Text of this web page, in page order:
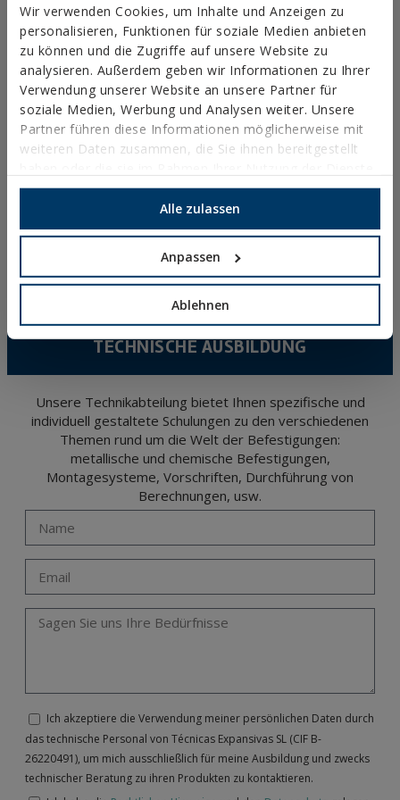
Wir verwenden Cookies, um Inhalte und Anzeigen zu
personalisieren, Funktionen für soziale Medien anbieten
zu können und die Zugriffe auf unsere Website zu
analysieren. Außerdem geben wir Informationen zu Ihrer
Verwendung unserer Website an unsere Partner für
soziale Medien, Werbung und Analysen weiter. Unsere
Partner führen diese Informationen möglicherweise mit
weiteren Daten zusammen, die Sie ihnen bereitgestellt
gesammelt haben.
Alle zulassen
Anpassen
Ablehnen
PROFILE, SCHIENEN UND GRUNDANBINDUNGEN
INSTALLATIONSSYSTEME UND BEFESTIGUNGEN FÜR
SOLARMODULE
GEWINDESTANGEN UND BEFESTIGUNGSZUBEHÖR
SANITÄR-UND KLIMAANLAGENBEFESTIGUNG
ONLINE-KATALOG
ZUGRIFF ZU DOWNLOADS
NEUHEITEN UND HIGHLIGHTS
TECHNISCHE AUSBILDUNG
Unsere Technikabteilung bietet Ihnen spezifische und
individuell gestaltete Schulungen zu den verschiedenen
Themen rund um die Welt der Befestigungen:
metallische und chemische Befestigungen,
Montagesysteme, Vorschriften, Durchführung von
Berechnungen, usw.
Ich akzeptiere die Verwendung meiner persönlichen Daten durch
das technische Personal von Técnicas Expansivas SL (CIF B-
26220491), um mich ausschließlich für meine Ausbildung und zwecks
technischer Beratung zu ihren Produkten zu kontaktieren.